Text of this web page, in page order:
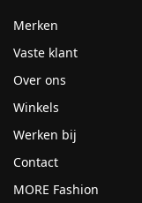
Merken
Vaste klant
Over ons
Winkels
Werken bij
Contact
MORE Fashion